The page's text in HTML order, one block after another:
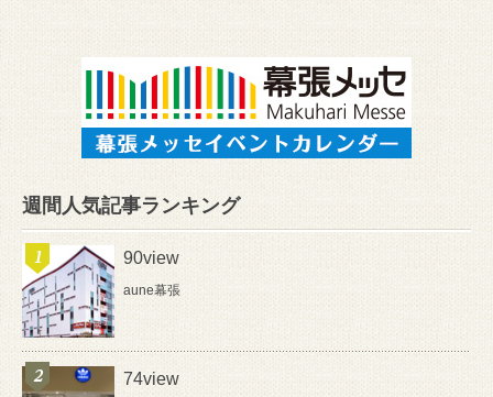
週間人気記事ランキング
90view
aune幕張
74view